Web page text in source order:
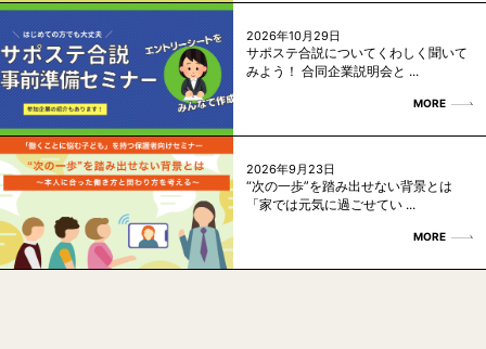
2026年10月29日
サポステ合説についてくわしく聞いて
みよう！ 合同企業説明会と ...
MORE
2026年9月23日
“次の一歩”を踏み出せない背景とは
「家では元気に過ごせてい ...
MORE